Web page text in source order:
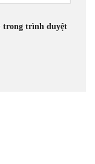
trong trình duyệt